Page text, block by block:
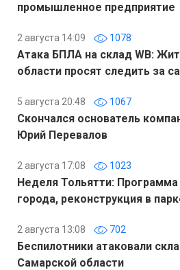
промышленное предприятие
2 августа 14:09 1078
Атака БПЛА на склад WB:
области просят следить за
5 августа 20:48 1067
Скончался основатель
Юрий Перевалов
2 августа 17:08 1023
Неделя Тольятти:
города, реконструкция в
2 августа 13:08 702
Беспилотники атаковали
Самарской области